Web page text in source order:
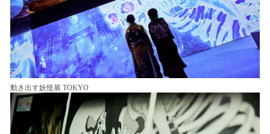
動き出す妖怪展 TOKYO